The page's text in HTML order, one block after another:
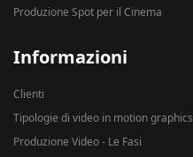
Produzione Spot per il Cinema
Informazioni
Clienti
Tipologie di video in motion graphics
Produzione Video - Le Fasi